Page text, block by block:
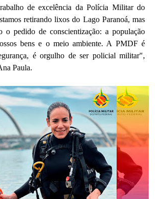
de excelência da Polícia Militar do
retirando lixos do Lago Paranoá, mas
o pedido de conscientização: a população
bens e o meio ambiente. A PMDF é
é orgulho de ser policial militar",
Paula.